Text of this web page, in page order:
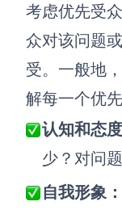
考虑优先受
众对该问题
受。一般地
解每一个优先
认知和态度
少？对问
自我形象：